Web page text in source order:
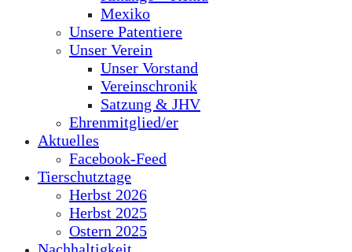
Mexiko
Unsere Patentiere
Unser Verein
Unser Vorstand
Vereinschronik
Satzung & JHV
Ehrenmitglied/er
Aktuelles
Facebook-Feed
Tierschutztage
Herbst 2026
Herbst 2025
Ostern 2025